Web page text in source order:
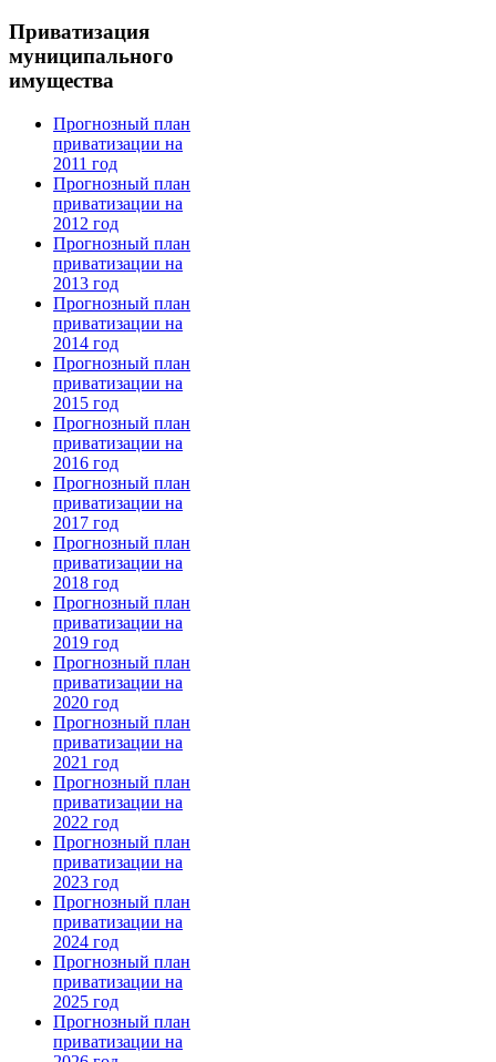
Приватизация
муниципального
имущества
Прогнозный план
приватизации на
2011 год
Прогнозный план
приватизации на
2012 год
Прогнозный план
приватизации на
2013 год
Прогнозный план
приватизации на
2014 год
Прогнозный план
приватизации на
2015 год
Прогнозный план
приватизации на
2016 год
Прогнозный план
приватизации на
2017 год
Прогнозный план
приватизации на
2018 год
Прогнозный план
приватизации на
2019 год
Прогнозный план
приватизации на
2020 год
Прогнозный план
приватизации на
2021 год
Прогнозный план
приватизации на
2022 год
Прогнозный план
приватизации на
2023 год
Прогнозный план
приватизации на
2024 год
Прогнозный план
приватизации на
2025 год
Прогнозный план
приватизации на